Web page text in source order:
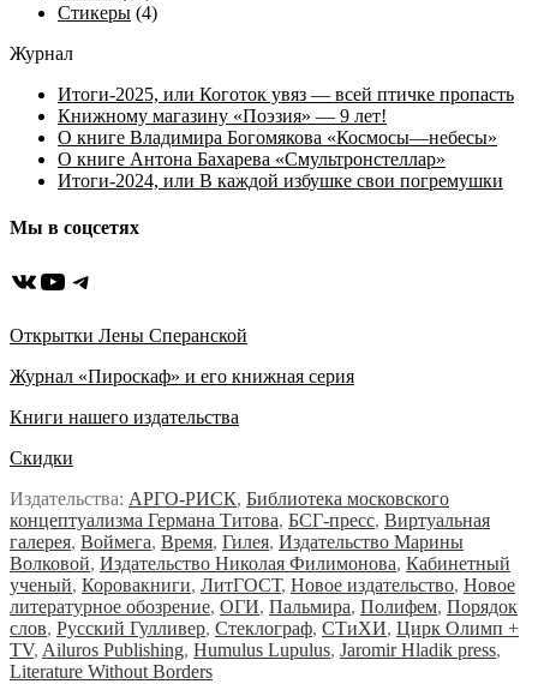
Стикеры (4)
Журнал
Итоги-2025, или Коготок увяз — всей птичке пропасть
Книжному магазину «Поэзия» — 9 лет!
О книге Владимира Богомякова «Космосы—небесы»
О книге Антона Бахарева «Смультронстеллар»
Итоги-2024, или В каждой избушке свои погремушки
Мы в соцсетях
ВКонтакте
YouTube
Telegram
Открытки Лены Сперанской
Журнал «Пироскаф» и его книжная серия
Книги нашего издательства
Скидки
Издательства: АРГО-РИСК, Библиотека московского
концептуализма Германа Титова, БСГ-пресс, Виртуальная
галерея, Воймега, Время, Гилея, Издательство Марины
Волковой, Издательство Николая Филимонова, Кабинетный
ученый, Коровакниги, ЛитГОСТ, Новое издательство, Новое
литературное обозрение, ОГИ, Пальмира, Полифем, Порядок
слов, Русский Гулливер, Стеклограф, СТиХИ, Цирк Олимп +
TV, Ailuros Publishing, Humulus Lupulus, Jaromir Hladik press,
Literature Without Borders